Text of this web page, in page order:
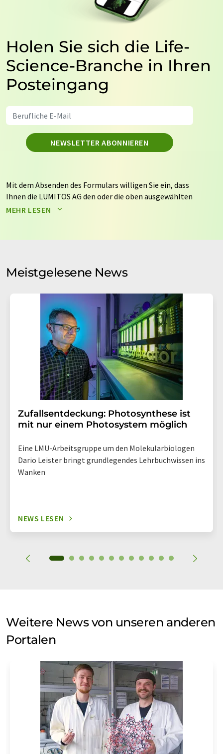
Holen Sie sich die Life-
Science-Branche in Ihren
Posteingang
NEWSLETTER ABONNIEREN
Mit dem Absenden des Formulars willigen Sie ein, dass
Ihnen die LUMITOS AG den oder die oben ausgewählten
Newsletter per E-Mail zusendet. Ihre Daten werden
auf Basis unsererDatenschutzerklärung. LUMITOS darf
Meinungsforschung per E-Mail kontaktieren. Ihre
Einwilligung können Sie jederzeit ohne Angabe von
Str. 2, 12489 Berlin oder per E-Mail unter
widerruf@lumitos.com mit Wirkung für die Zukunft
widerrufen. Zudem ist in jeder E-Mail ein Link zur
Abbestellung des entsprechenden Newsletters
enthalten.
MEHR LESEN
Meistgelesene News
Zufallsentdeckung: Photosynthese ist
mit nur einem Photosystem möglich
Eine LMU-Arbeitsgruppe um den Molekularbiologen
Dario Leister bringt grundlegendes Lehrbuchwissen ins
Wanken
NEWS LESEN
Weitere News von unseren anderen
Portalen